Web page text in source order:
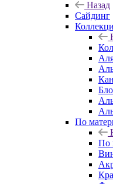
Назад
Сайдинг
По
По